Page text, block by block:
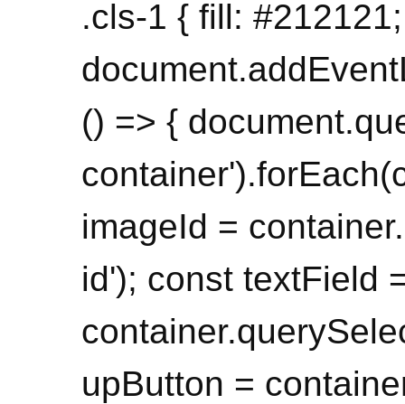
.cls-1 { fill:
() => {
imageId =
id'); const textField
upButton =